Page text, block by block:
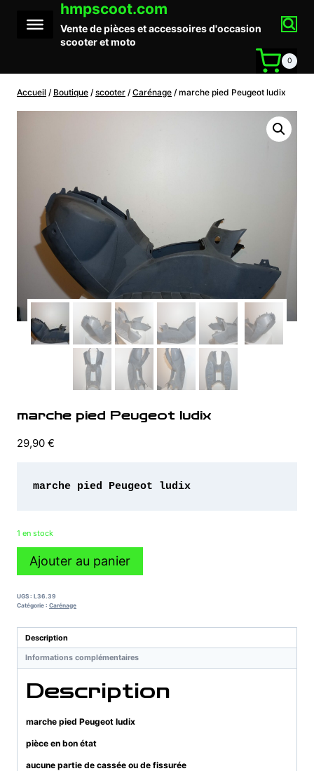
contenu
hmpscoot.com
Vente de pièces et accessoires d'occasion
scooter et moto
0
Accueil / Boutique / scooter / Carénage / marche pied Peugeot ludix
marche pied Peugeot ludix
29,90 €
1 en stock
quantité
pied
Peugeot
Ajouter au panier
UGS : L36.39
Catégorie : Carénage
Description
Informations complémentaires
Description
marche pied Peugeot ludix
pièce en bon état
aucune partie de cassée ou de fissurée